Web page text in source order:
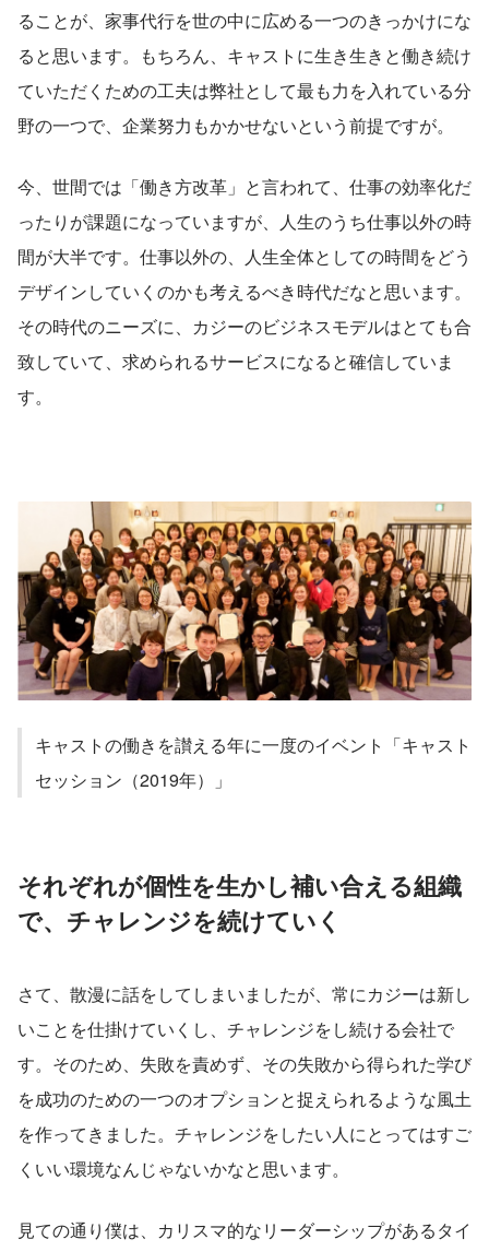
ることが、家事代行を世の中に広める一つのきっかけにな
ると思います。もちろん、キャストに生き生きと働き続け
ていただくための工夫は弊社として最も力を入れている分
野の一つで、企業努力もかかせないという前提ですが。
今、世間では「働き方改革」と言われて、仕事の効率化だ
ったりが課題になっていますが、人生のうち仕事以外の時
間が大半です。仕事以外の、人生全体としての時間をどう
デザインしていくのかも考えるべき時代だなと思います。
その時代のニーズに、カジーのビジネスモデルはとても合
致していて、求められるサービスになると確信していま
す。
キャストの働きを讃える年に一度のイベント「キャスト
セッション（2019年）」
それぞれが個性を生かし補い合える組織
で、チャレンジを続けていく
さて、散漫に話をしてしまいましたが、常にカジーは新し
いことを仕掛けていくし、チャレンジをし続ける会社で
す。そのため、失敗を責めず、その失敗から得られた学び
を成功のための一つのオプションと捉えられるような風土
を作ってきました。チャレンジをしたい人にとってはすご
くいい環境なんじゃないかなと思います。
見ての通り僕は、カリスマ的なリーダーシップがあるタイ